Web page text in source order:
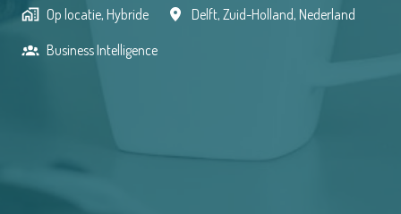
Op locatie, Hybride Delft, Zuid-Holland, Nederland
Business Intelligence